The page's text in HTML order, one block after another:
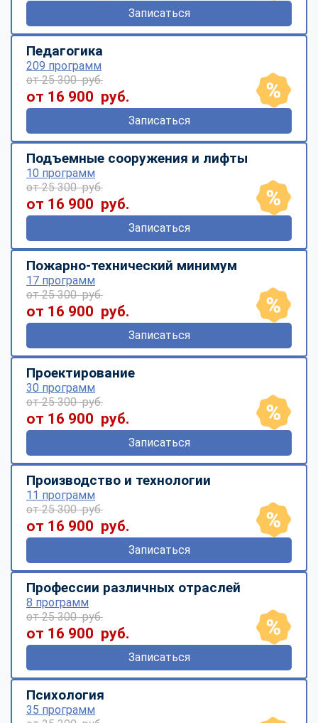
Записаться
Педагогика
209 программ
от 25 300 руб.
от 16 900 руб.
Записаться
Подъемные сооружения и лифты
10 программ
от 25 300 руб.
от 16 900 руб.
Записаться
Пожарно-технический минимум
17 программ
от 25 300 руб.
от 16 900 руб.
Записаться
Проектирование
30 программ
от 25 300 руб.
от 16 900 руб.
Записаться
Производство и технологии
11 программ
от 25 300 руб.
от 16 900 руб.
Записаться
Профессии различных отраслей
8 программ
от 25 300 руб.
от 16 900 руб.
Записаться
Психология
35 программ